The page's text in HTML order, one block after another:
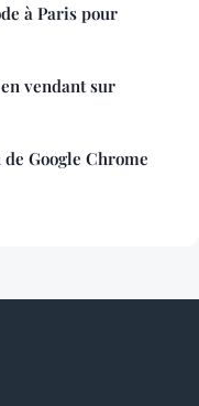
à Paris pour
vendant sur
Google Chrome